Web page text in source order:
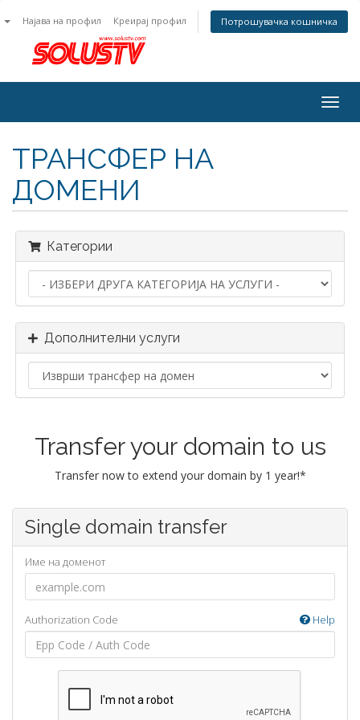
Најава на профил Креирај профил Потрошувачка кошничка
ТРАНСФЕР НА
ДОМЕНИ
Категории
Дополнителни услуги
Transfer your domain to us
Transfer now to extend your domain by 1 year!*
Single domain transfer
Име на доменот
Authorization Code Help